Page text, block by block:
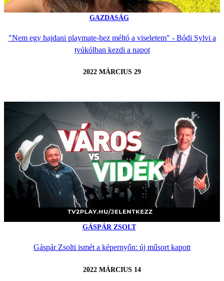
GAZDASÁG
"Nem egy hajdani playmate-hez méltó a viseletem" - Bódi Sylvi a
tyúkólban kezdi a napot
2022 MÁRCIUS 29
GÁSPÁR ZSOLT
Gáspár Zsolti ismét a képernyőn: új műsort kapott
2022 MÁRCIUS 14